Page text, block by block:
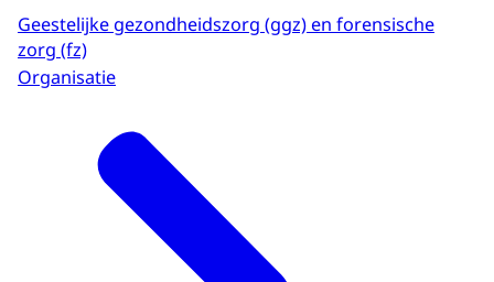
Geestelijke gezondheidszorg (ggz) en forensische
zorg (fz)
Organisatie